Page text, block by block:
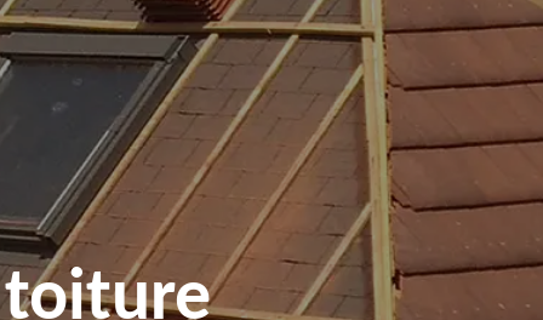
toiture